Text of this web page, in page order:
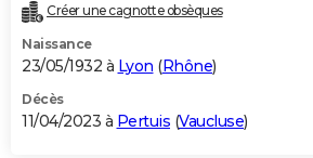
Créer une cagnotte obsèques
Naissance
23/05/1932 à Lyon (Rhône)
Décès
11/04/2023 à Pertuis (Vaucluse)